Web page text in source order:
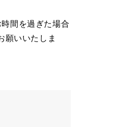
間を過ぎた場合
願いいたしま